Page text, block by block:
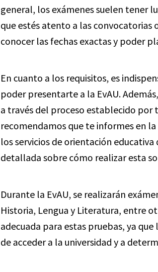
general, los exámenes suelen tener
que estés atento a las
conocer las fechas exactas y poder
En cuanto a los requisitos, es
poder presentarte a la EvAU.
a través del proceso establecido
recomendamos que te informes en
los servicios de orientación
detallada sobre cómo realizar esta
Durante la EvAU, se realizarán
Historia, Lengua y Literatura, entre
adecuada para estas pruebas, ya
de acceder a la universidad y a